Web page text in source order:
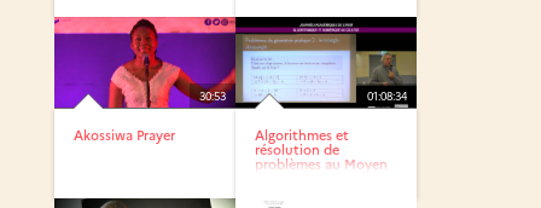
30:53
Akossiwa Prayer
01:08:34
Algorithmes et
résolution de
problèmes au Moyen